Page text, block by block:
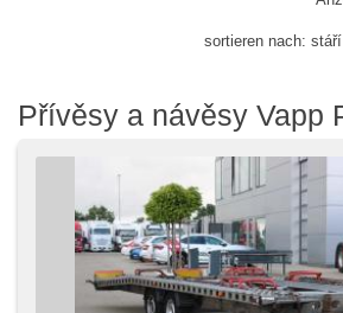
sortieren nach:
Přívěsy a návěsy Vapp